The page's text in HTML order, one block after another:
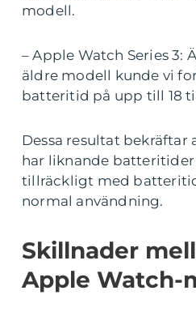
modell.
– Apple Watch Series 3:
äldre modell kunde vi
batteritid på upp till 18
Dessa resultat bekräftar
har liknande
tillräckligt med
normal användning.
Skillnader
Apple Watch-